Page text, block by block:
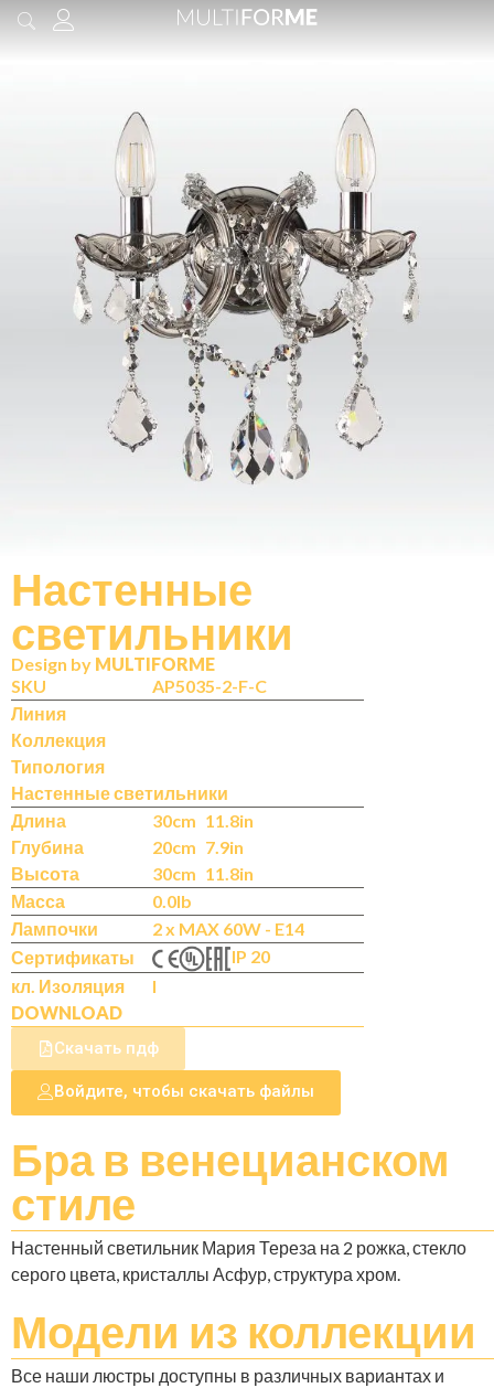
содержимому
Design by MULTIFORME
Настенные
светильники
SKU
AP5035-2-F-C
Линия
Коллекция
Типология
Настенные светильники
Длина
30cm 11.8in
Глубина
20cm 7.9in
Высота
30cm 11.8in
Масса
0.0lb
Лампочки
2 x MAX 60W - E14
Сертификаты
IP 20
кл. Изоляция
I
DOWNLOAD
Скачать пдф
Войдите, чтобы скачать файлы
Бра в венецианском
стиле
Настенный светильник Мария Тереза на 2 рожка, стекло
серого цвета, кристаллы Асфур, структура хром.
Модели из коллекции
Все наши люстры доступны в различных вариантах и